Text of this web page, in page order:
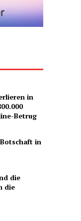
in
Betrug
in
die
die